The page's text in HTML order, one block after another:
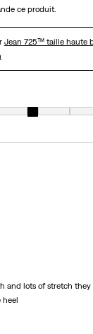
ce produit.
Jean 725™ taille haute
égal à Très petit et 7
and lots of stretch they
heel